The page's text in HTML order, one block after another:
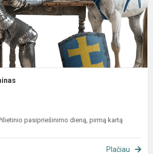
pasipriešinimo dieną, pirmą kartą
Plačiau